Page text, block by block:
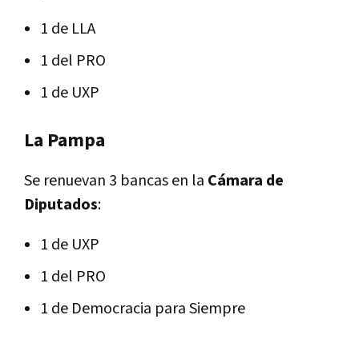
1 de LLA
1 del PRO
1 de UXP
La Pampa
Se renuevan 3 bancas en la Cámara de
Diputados:
1 de UXP
1 del PRO
1 de Democracia para Siempre